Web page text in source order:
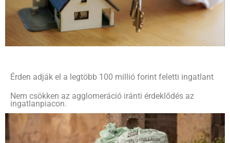
Érden adják el a legtöbb 100 millió forint feletti ingatlant
Nem csökken az agglomeráció iránti érdeklődés az
ingatlanpiacon.